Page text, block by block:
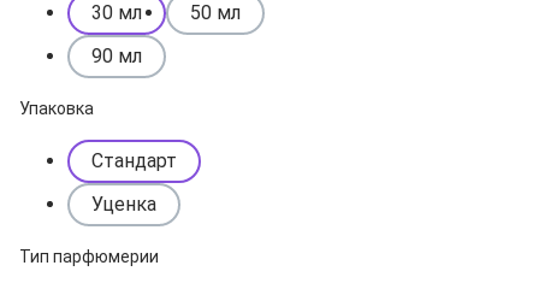
30 мл
50 мл
90 мл
Упаковка
Стандарт
Уценка
Тип парфюмерии